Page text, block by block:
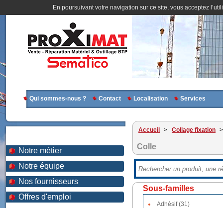
En poursuivant votre navigation sur ce site, vous acceptez
Qui sommes-nous ? Contact Localisation Services
Notre métier
Notre équipe
Nos fournisseurs
Offres d'emploi
Accueil > Collage fixation >
Colle
Sous-familles
Adhésif (31)